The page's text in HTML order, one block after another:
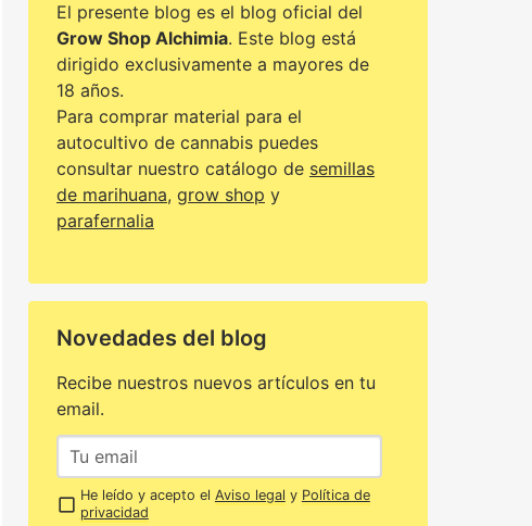
El presente blog es el blog oficial del
Grow Shop Alchimia. Este blog está
dirigido exclusivamente a mayores de
18 años.
Para comprar material para el
autocultivo de cannabis puedes
consultar nuestro catálogo de semillas
de marihuana, grow shop y
parafernalia
Novedades del blog
Recibe nuestros nuevos artículos en tu
email.
He leído y acepto el Aviso legal y Política de
privacidad